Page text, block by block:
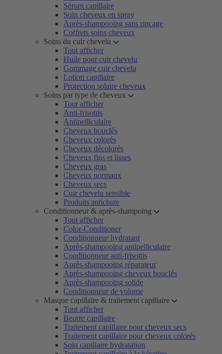
Sérum capillaire
Soin cheveux en spray
Après-shampooing sans rinçage
Coffrets soins cheveux
Soins du cuir chevelu
Tout afficher
Huile pour cuir chevelu
Gommage cuir chevelu
Lotion capillaire
Protection solaire cheveux
Soins par type de cheveux
Tout afficher
Anti-frisottis
Antipelliculaire
Cheveux bouclés
Cheveux colorés
Cheveux décolorés
Cheveux fins et lisses
Cheveux gras
Cheveux normaux
Cheveux secs
Cuir chevelu sensible
Produits antichute
Conditionneur & après-shampoing
Tout afficher
Color-Conditioner
Conditionneur hydratant
Après-shampooing antipelliculaire
Conditionneur anti-frisottis
Après-shampooing réparateur
Après-shampooing cheveux bouclés
Après-shampooing solide
Conditionneur de volume
Masque capillaire & traitement capillaire
Tout afficher
Beurre capillaire
Traitement capillaire pour cheveux secs
Traitement capillaire pour cheveux colorés
Soin capillaire hydratation